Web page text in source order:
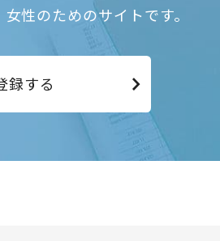
性のためのサイトです。
録する